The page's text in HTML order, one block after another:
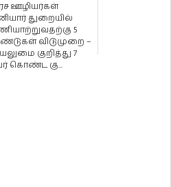
ஊழியர்கள்
துறையில்
5
விடுமுறை –
குறித்து 7
கொண்ட கு...